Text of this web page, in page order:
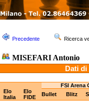
Precedente Ricerca
MISEFARI Antonio
Dati di
FSI Arena
Elo
Italia
Elo
FIDE
Bullet Blitz